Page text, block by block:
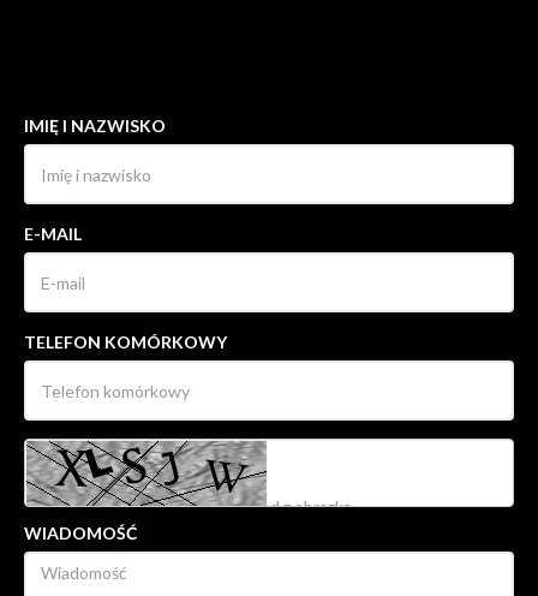
IMIĘ I NAZWISKO
E-MAIL
TELEFON KOMÓRKOWY
WIADOMOŚĆ